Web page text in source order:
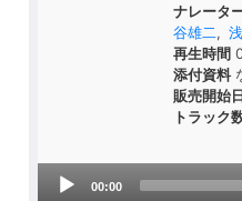
ナレータ
谷雄二,
再生時間
添付資料
販売開始
トラック
Audio
00:00